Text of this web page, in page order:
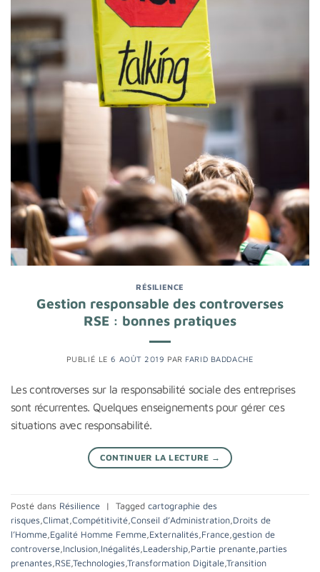
RÉSILIENCE
Gestion responsable des controverses
RSE : bonnes pratiques
PUBLIÉ LE6 AOÛT 2019 PAR FARID BADDACHE
Les controverses sur la responsabilité sociale des entreprises
sont récurrentes. Quelques enseignements pour gérer ces
situations avec responsabilité.
CONTINUER LA LECTURE →
Posté dans Résilience | Tagged cartographie des
risques,Climat,Compétitivité,Conseil d’Administration,Droits de
l’Homme,Egalité Homme Femme,Externalités,France,gestion de
controverse,Inclusion,Inégalités,Leadership,Partie prenante,parties
prenantes,RSE,Technologies,Transformation Digitale,Transition